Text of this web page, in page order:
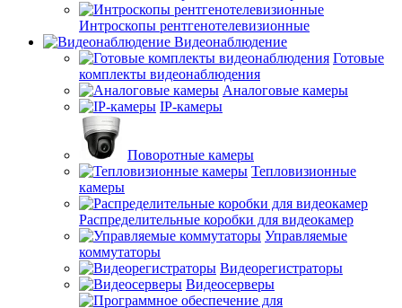
Интроскопы рентгенотелевизионные
Видеонаблюдение
Готовые
комплекты видеонаблюдения
Аналоговые камеры
IP-камеры
Поворотные камеры
Тепловизионные
камеры
Распределительные коробки для видеокамер
Управляемые
коммутаторы
Видеорегистраторы
Видеосерверы